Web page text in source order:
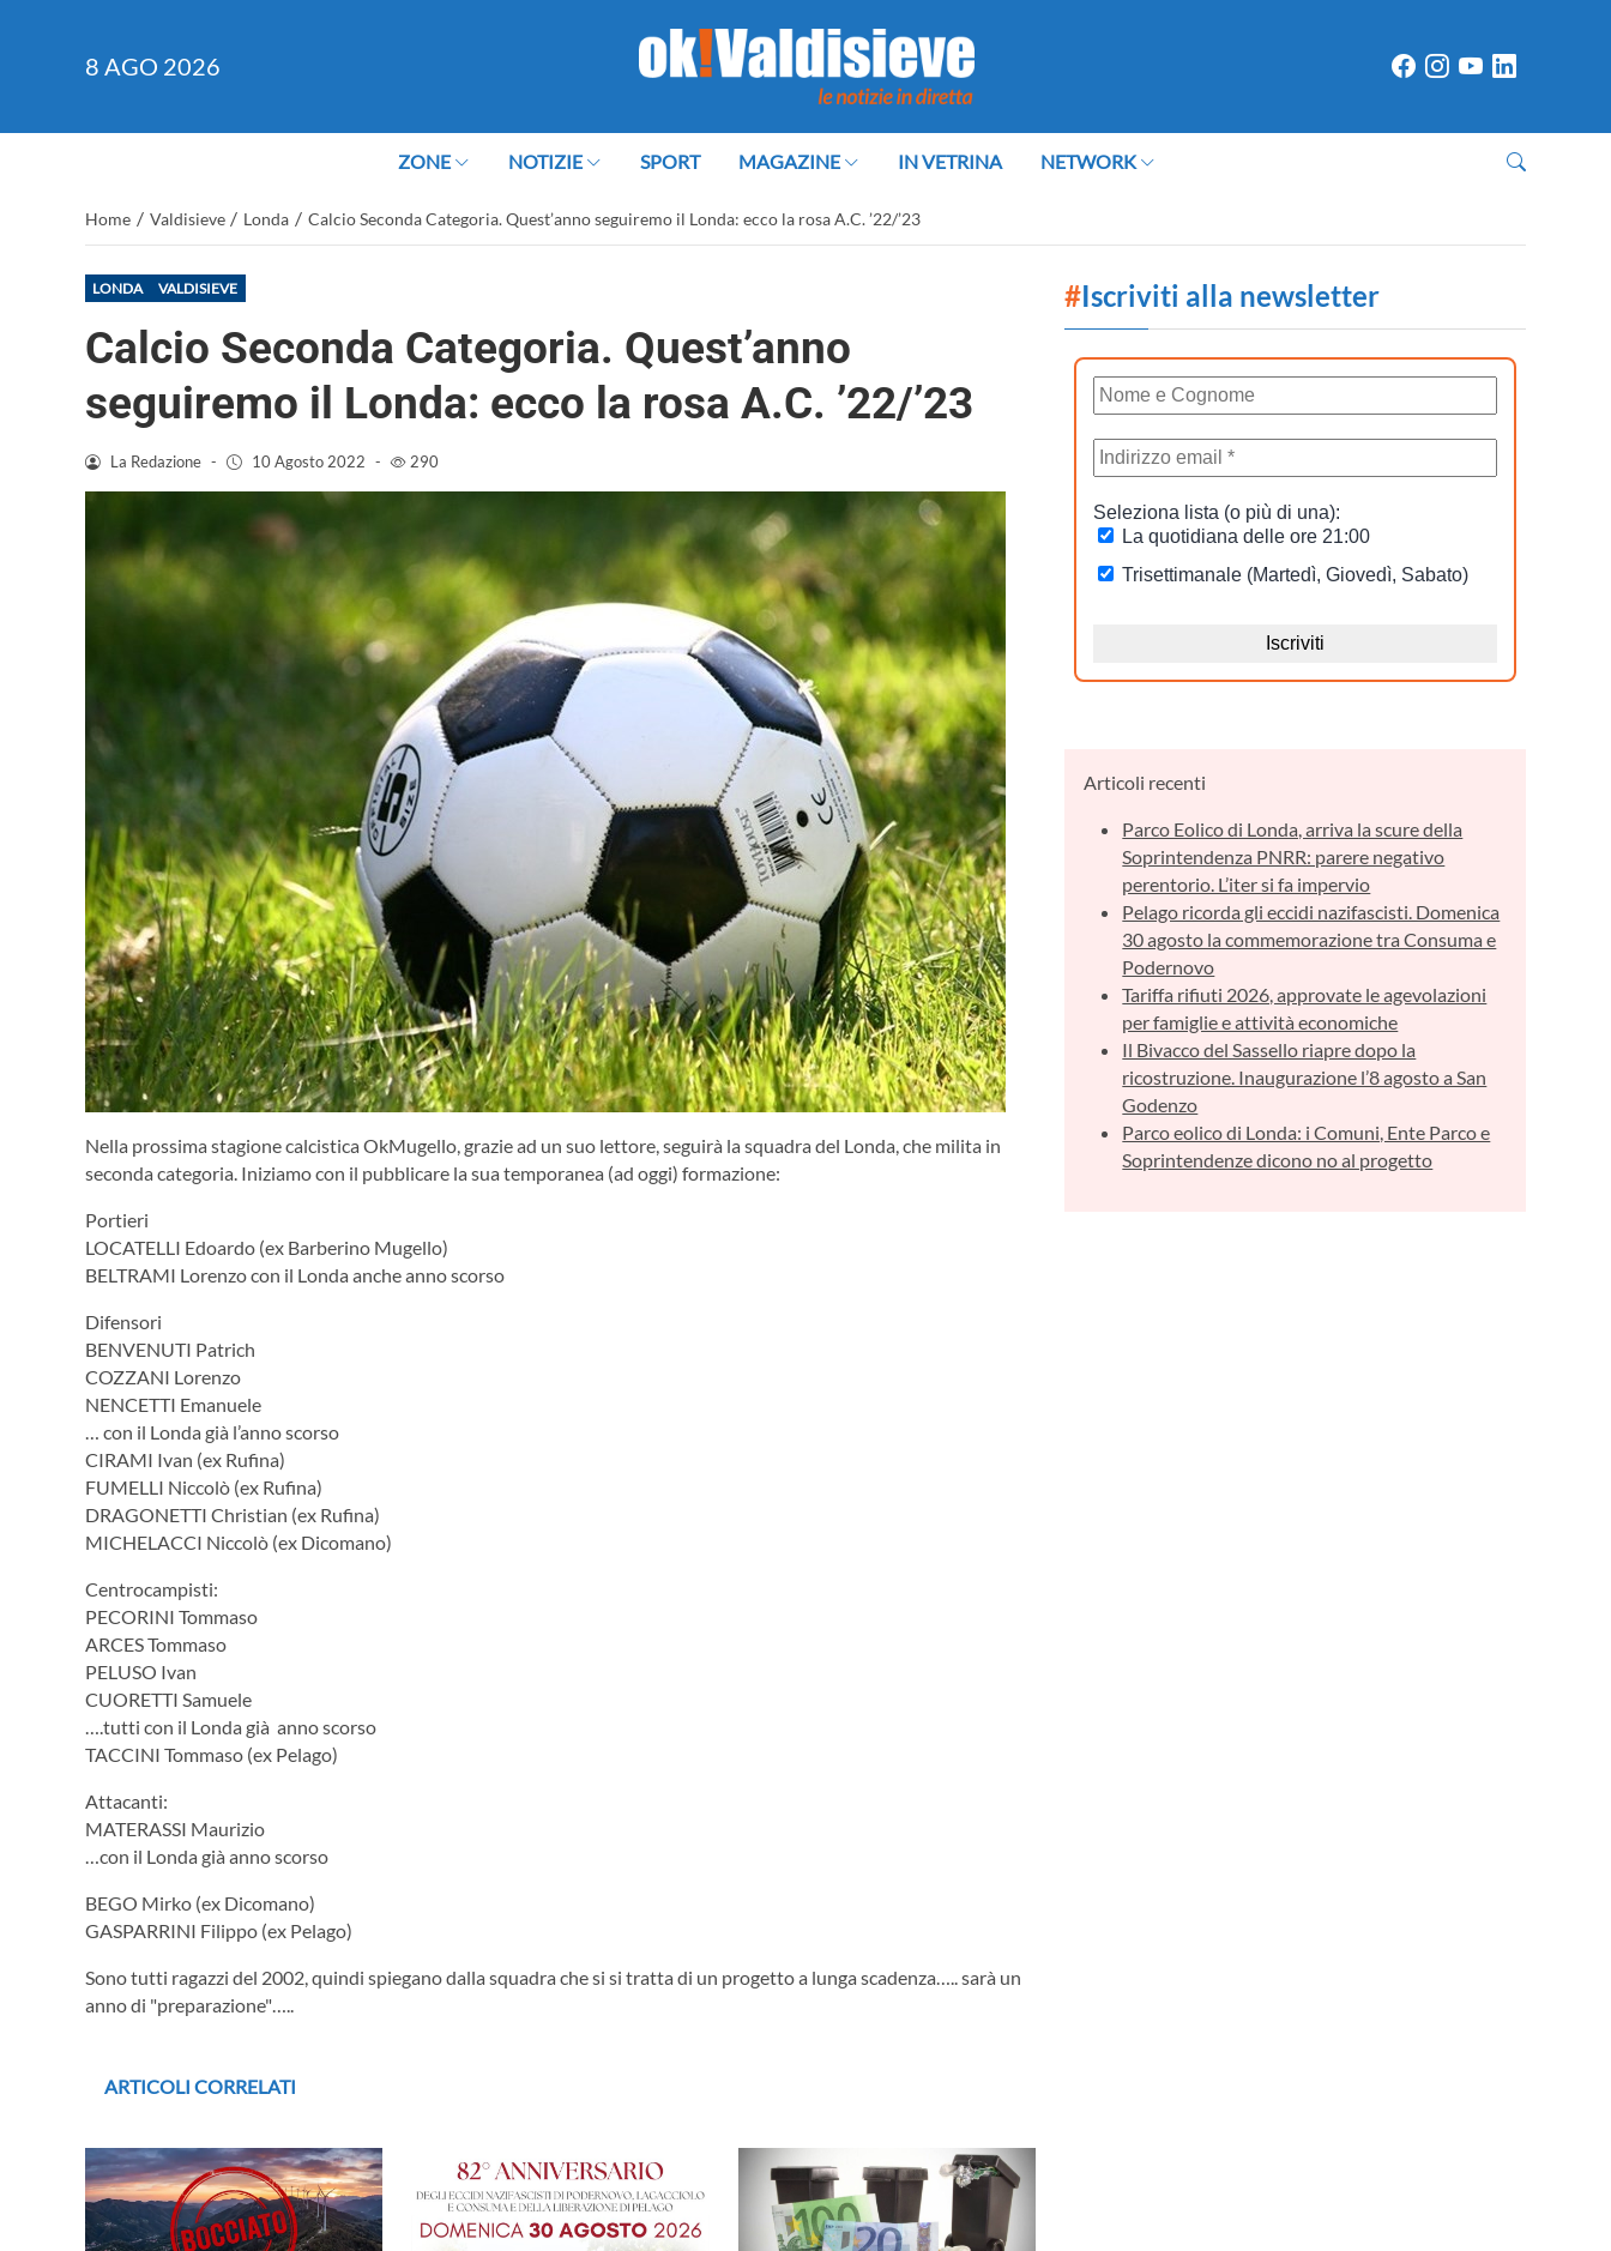
8 AGO 2026
ZONE NOTIZIE SPORT MAGAZINE IN VETRINA NETWORK
Home / Valdisieve / Londa / Calcio Seconda Categoria. Quest’anno seguiremo il Londa: ecco la rosa A.C. ’22/’23
LONDA VALDISIEVE
Calcio Seconda Categoria. Quest’anno
seguiremo il Londa: ecco la rosa A.C. ’22/’23
La Redazione - 10 Agosto 2022 - 290
Nella prossima stagione calcistica OkMugello, grazie ad un suo lettore, seguirà la squadra del Londa, che milita in
seconda categoria. Iniziamo con il pubblicare la sua temporanea (ad oggi) formazione:
Portieri
LOCATELLI Edoardo (ex Barberino Mugello)
BELTRAMI Lorenzo con il Londa anche anno scorso
Difensori
BENVENUTI Patrich
COZZANI Lorenzo
NENCETTI Emanuele
… con il Londa già l’anno scorso
CIRAMI Ivan (ex Rufina)
FUMELLI Niccolò (ex Rufina)
DRAGONETTI Christian (ex Rufina)
MICHELACCI Niccolò (ex Dicomano)
Centrocampisti:
PECORINI Tommaso
ARCES Tommaso
PELUSO Ivan
CUORETTI Samuele
….tutti con il Londa già anno scorso
TACCINI Tommaso (ex Pelago)
Attacanti:
MATERASSI Maurizio
…con il Londa già anno scorso
BEGO Mirko (ex Dicomano)
GASPARRINI Filippo (ex Pelago)
Sono tutti ragazzi del 2002, quindi spiegano dalla squadra che si si tratta di un progetto a lunga scadenza….. sarà un
anno di "preparazione"…..
ARTICOLI CORRELATI
#Iscriviti alla newsletter
Articoli recenti
Parco Eolico di Londa, arriva la scure della
Soprintendenza PNRR: parere negativo
perentorio. L’iter si fa impervio
Pelago ricorda gli eccidi nazifascisti. Domenica
30 agosto la commemorazione tra Consuma e
Podernovo
Tariffa rifiuti 2026, approvate le agevolazioni
per famiglie e attività economiche
Il Bivacco del Sassello riapre dopo la
ricostruzione. Inaugurazione l’8 agosto a San
Godenzo
Parco eolico di Londa: i Comuni, Ente Parco e
Soprintendenze dicono no al progetto